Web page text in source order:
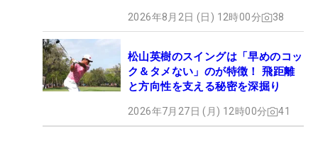
2026年8月2日 (日) 12時00分 38
松山英樹のスイングは「早めのコッ
ク＆タメない」のが特徴！ 飛距離
と方向性を支える秘密を深掘り
2026年7月27日 (月) 12時00分 41